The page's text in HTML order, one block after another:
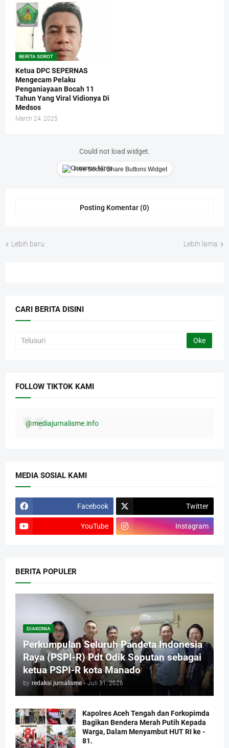
BERITA SOROT
Ketua DPC SEPERNAS
Mengecam Pelaku
Penganiayaan Bocah 11
Tahun Yang Viral Vidionya Di
Medsos
March 24, 2025
Could not load widget.
Free Social Share Buttons Widget
Posting Komentar (0)
Lebih baru Lebih lama
CARI BERITA DISINI
FOLLOW TIKTOK KAMI
@mediajurnalisme.info
MEDIA SOSIAL KAMI
Facebook Twitter
YouTube Instagram
BERITA POPULER
DIAKONIA
Perkumpulan Seluruh Pandeta Indonesia
Raya (PSPI-R) Pdt Odik Soputan sebagai
ketua PSPI-R kota Manado
by redaksi jurnalisme - Juli 31, 2026
Kapolres Aceh Tengah dan Forkopimda
Bagikan Bendera Merah Putih Kepada
Warga, Dalam Menyambut HUT RI ke -
81.